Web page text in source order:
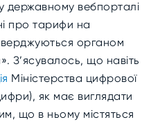
державному вебпорталі
про тарифи на
органом
З’ясувалось, що навіть
Міністерства цифрової
як має виглядати
що в ньому містяться